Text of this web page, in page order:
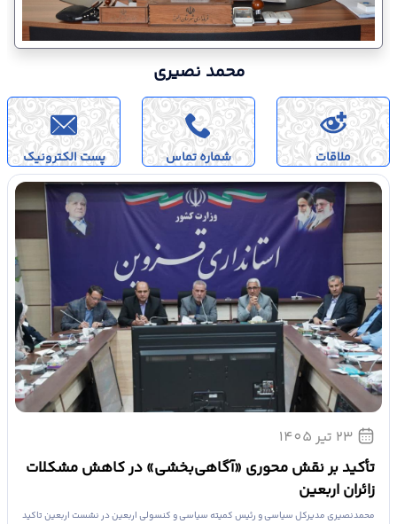
محمد نصیری
ملاقات شماره تماس پست الکترونیک
23 تیر 1405
تأکید بر نقش محوری «آگاهی‌بخشی» در کاهش مشکلات
زائران اربعین
محمدنصیری مدیرکل سیاسی و رئیس کمیته سیاسی و کنسولی اربعین در نشست اربعین تاکید